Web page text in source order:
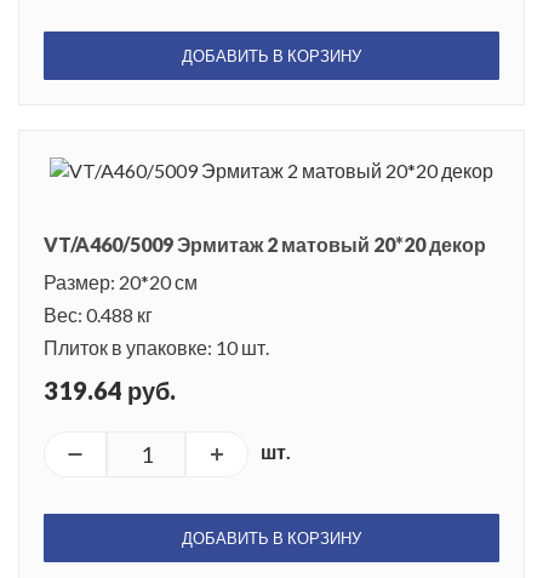
ДОБАВИТЬ В КОРЗИНУ
VT/A460/5009 Эрмитаж 2 матовый 20*20 декор
Размер: 20*20 см
Вес: 0.488 кг
Плиток в упаковке: 10 шт.
319.64 руб.
шт.
ДОБАВИТЬ В КОРЗИНУ